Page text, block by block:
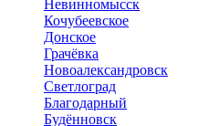
Невинномысск
Кочубеевское
Донское
Грачёвка
Новоалександровск
Светлоград
Благодарный
Будённовск